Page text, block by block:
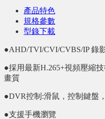
產品特色
規格參數
型錄下載
●AHD/TVI/CVI/CVBS/IP 錄
●採用最新H.265+視頻壓縮
畫質
●DVR控制:滑鼠，控制鍵盤
●支援手機瀏覽